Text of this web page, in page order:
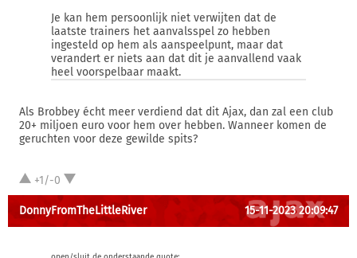
Je kan hem persoonlijk niet verwijten dat de
laatste trainers het aanvalsspel zo hebben
ingesteld op hem als aanspeelpunt, maar dat
verandert er niets aan dat dit je aanvallend vaak
heel voorspelbaar maakt.
Als Brobbey écht meer verdiend dat dit Ajax, dan zal een club
20+ miljoen euro voor hem over hebben. Wanneer komen de
geruchten voor deze gewilde spits?
+1/-0
DonnyFromTheLittleRiver 15-11-2023 20:09:47